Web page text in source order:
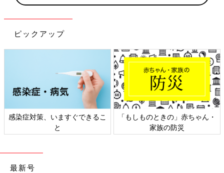
ピックアップ
感染症対策、いますぐできるこ
と
「もしものときの」赤ちゃん・
家族の防災
最新号